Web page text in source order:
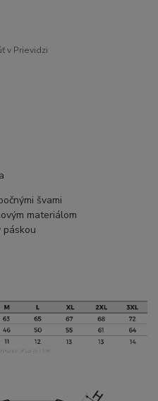
v Prievidzi
švami
materiálom
páskou